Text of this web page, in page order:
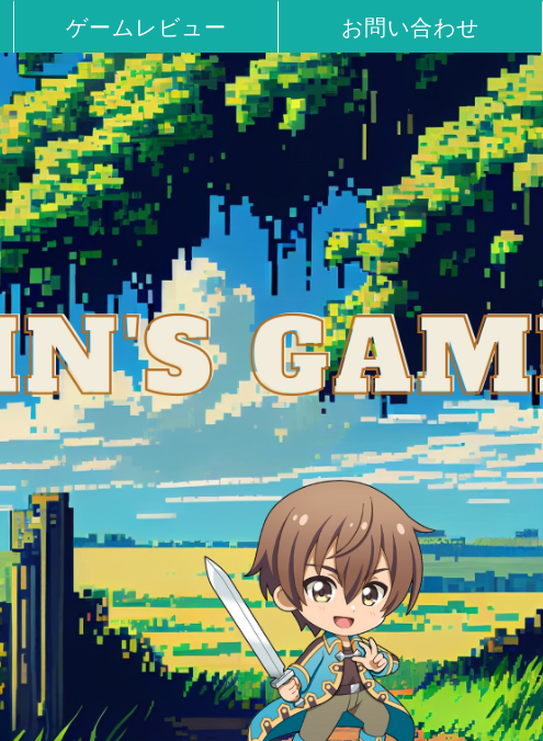
ゲームレビュー お問い合わせ